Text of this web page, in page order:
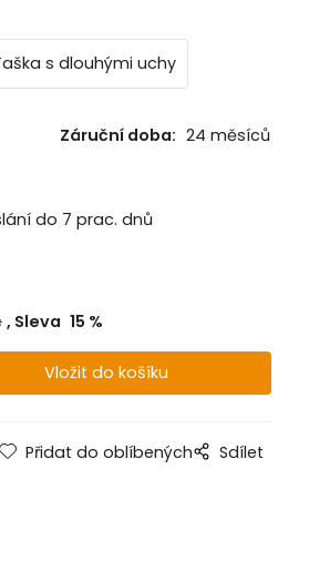
s dlouhými uchy
Záruční doba: 24 měsíců
do 7 prac. dnů
Sleva 15 %
Přidat do oblíbených Sdílet